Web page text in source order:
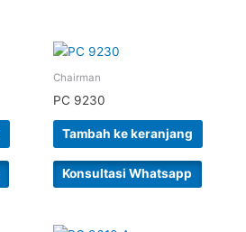
Chairman
PC 9230
Tambah ke keranjang
Konsultasi Whatsapp